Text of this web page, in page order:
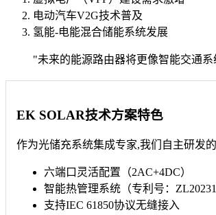
电动汽车V2G技术普及
氢能-电能混合储能系统发展
"未来的能源路由器将更像智能交通
EK SOLAR技术方案特色
作为光储充系统集成专家,我们自主研发
六端口灵活配置（2AC+4DC）
智能热管理系统（专利号：
支持IEC 61850协议无缝接入